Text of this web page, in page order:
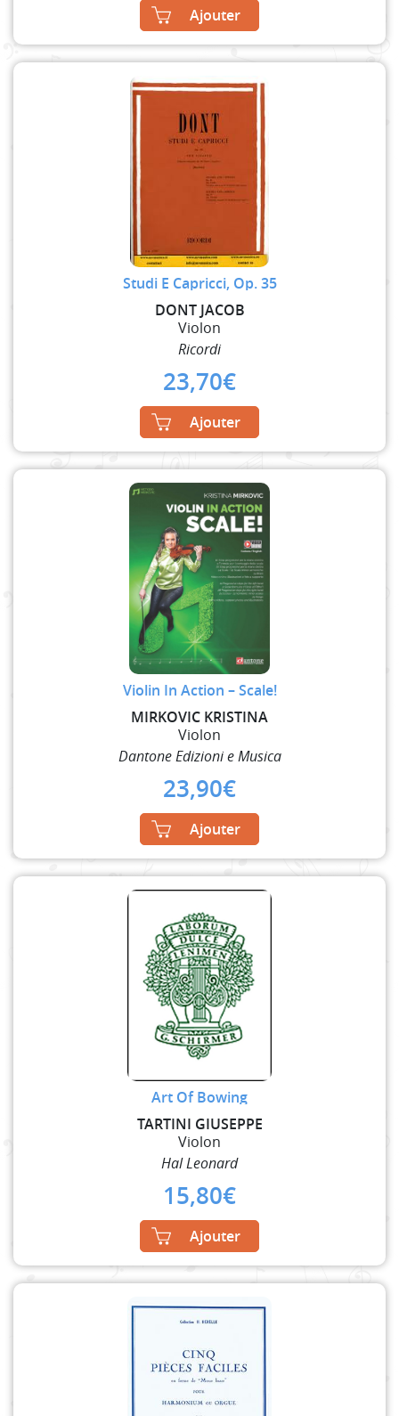
Ajouter
Studi E Capricci, Op. 35
DONT JACOB
Violon
Ricordi
23,70€
Ajouter
Violin In Action – Scale!
MIRKOVIC KRISTINA
Violon
Dantone Edizioni e Musica
23,90€
Ajouter
Art Of Bowing
TARTINI GIUSEPPE
Violon
Hal Leonard
15,80€
Ajouter